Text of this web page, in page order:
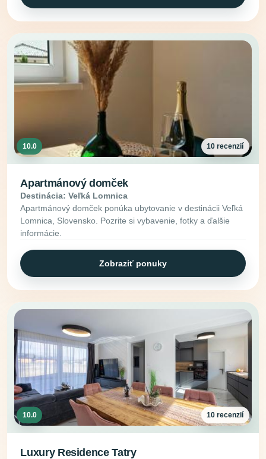
10.0 10 recenzií
Apartmánový domček
Destinácia: Veľká Lomnica
Apartmánový domček ponúka ubytovanie v destinácii Veľká
Lomnica, Slovensko. Pozrite si vybavenie, fotky a ďalšie
informácie.
Zobraziť ponuky
10.0 10 recenzií
Luxury Residence Tatry